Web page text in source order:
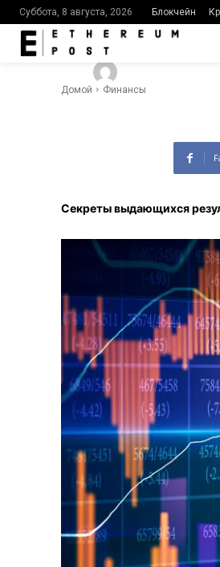
Суббота, 8 августа, 2026 Блокчейн
Домой Финансы
Секреты выдающихся